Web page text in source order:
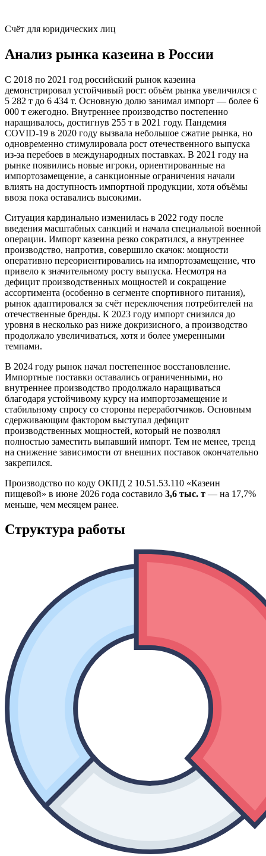
Счёт для юридических лиц
Анализ рынка казеина в России
С 2018 по 2021 год российский рынок казеина
демонстрировал устойчивый рост: объём рынка увеличился с
5 282 т до 6 434 т. Основную долю занимал импорт — более 6
000 т ежегодно. Внутреннее производство постепенно
наращивалось, достигнув 255 т в 2021 году. Пандемия
COVID-19 в 2020 году вызвала небольшое сжатие рынка, но
одновременно стимулировала рост отечественного выпуска
из-за перебоев в международных поставках. В 2021 году на
рынке появились новые игроки, ориентированные на
импортозамещение, а санкционные ограничения начали
влиять на доступность импортной продукции, хотя объёмы
ввоза пока оставались высокими.
Ситуация кардинально изменилась в 2022 году после
введения масштабных санкций и начала специальной военной
операции. Импорт казеина резко сократился, а внутреннее
производство, напротив, совершило скачок: мощности
оперативно переориентировались на импортозамещение, что
привело к значительному росту выпуска. Несмотря на
дефицит производственных мощностей и сокращение
ассортимента (особенно в сегменте спортивного питания),
рынок адаптировался за счёт переключения потребителей на
отечественные бренды. К 2023 году импорт снизился до
уровня в несколько раз ниже докризисного, а производство
продолжало увеличиваться, хотя и более умеренными
темпами.
В 2024 году рынок начал постепенное восстановление.
Импортные поставки оставались ограниченными, но
внутреннее производство продолжало наращиваться
благодаря устойчивому курсу на импортозамещение и
стабильному спросу со стороны переработчиков. Основным
сдерживающим фактором выступал дефицит
производственных мощностей, который не позволял
полностью заместить выпавший импорт. Тем не менее, тренд
на снижение зависимости от внешних поставок окончательно
закрепился.
Производство по коду ОКПД 2 10.51.53.110 «Казеин
пищевой» в июне 2026 года составило 3,6 тыс. т — на 17,7%
меньше, чем месяцем ранее.
Структура работы